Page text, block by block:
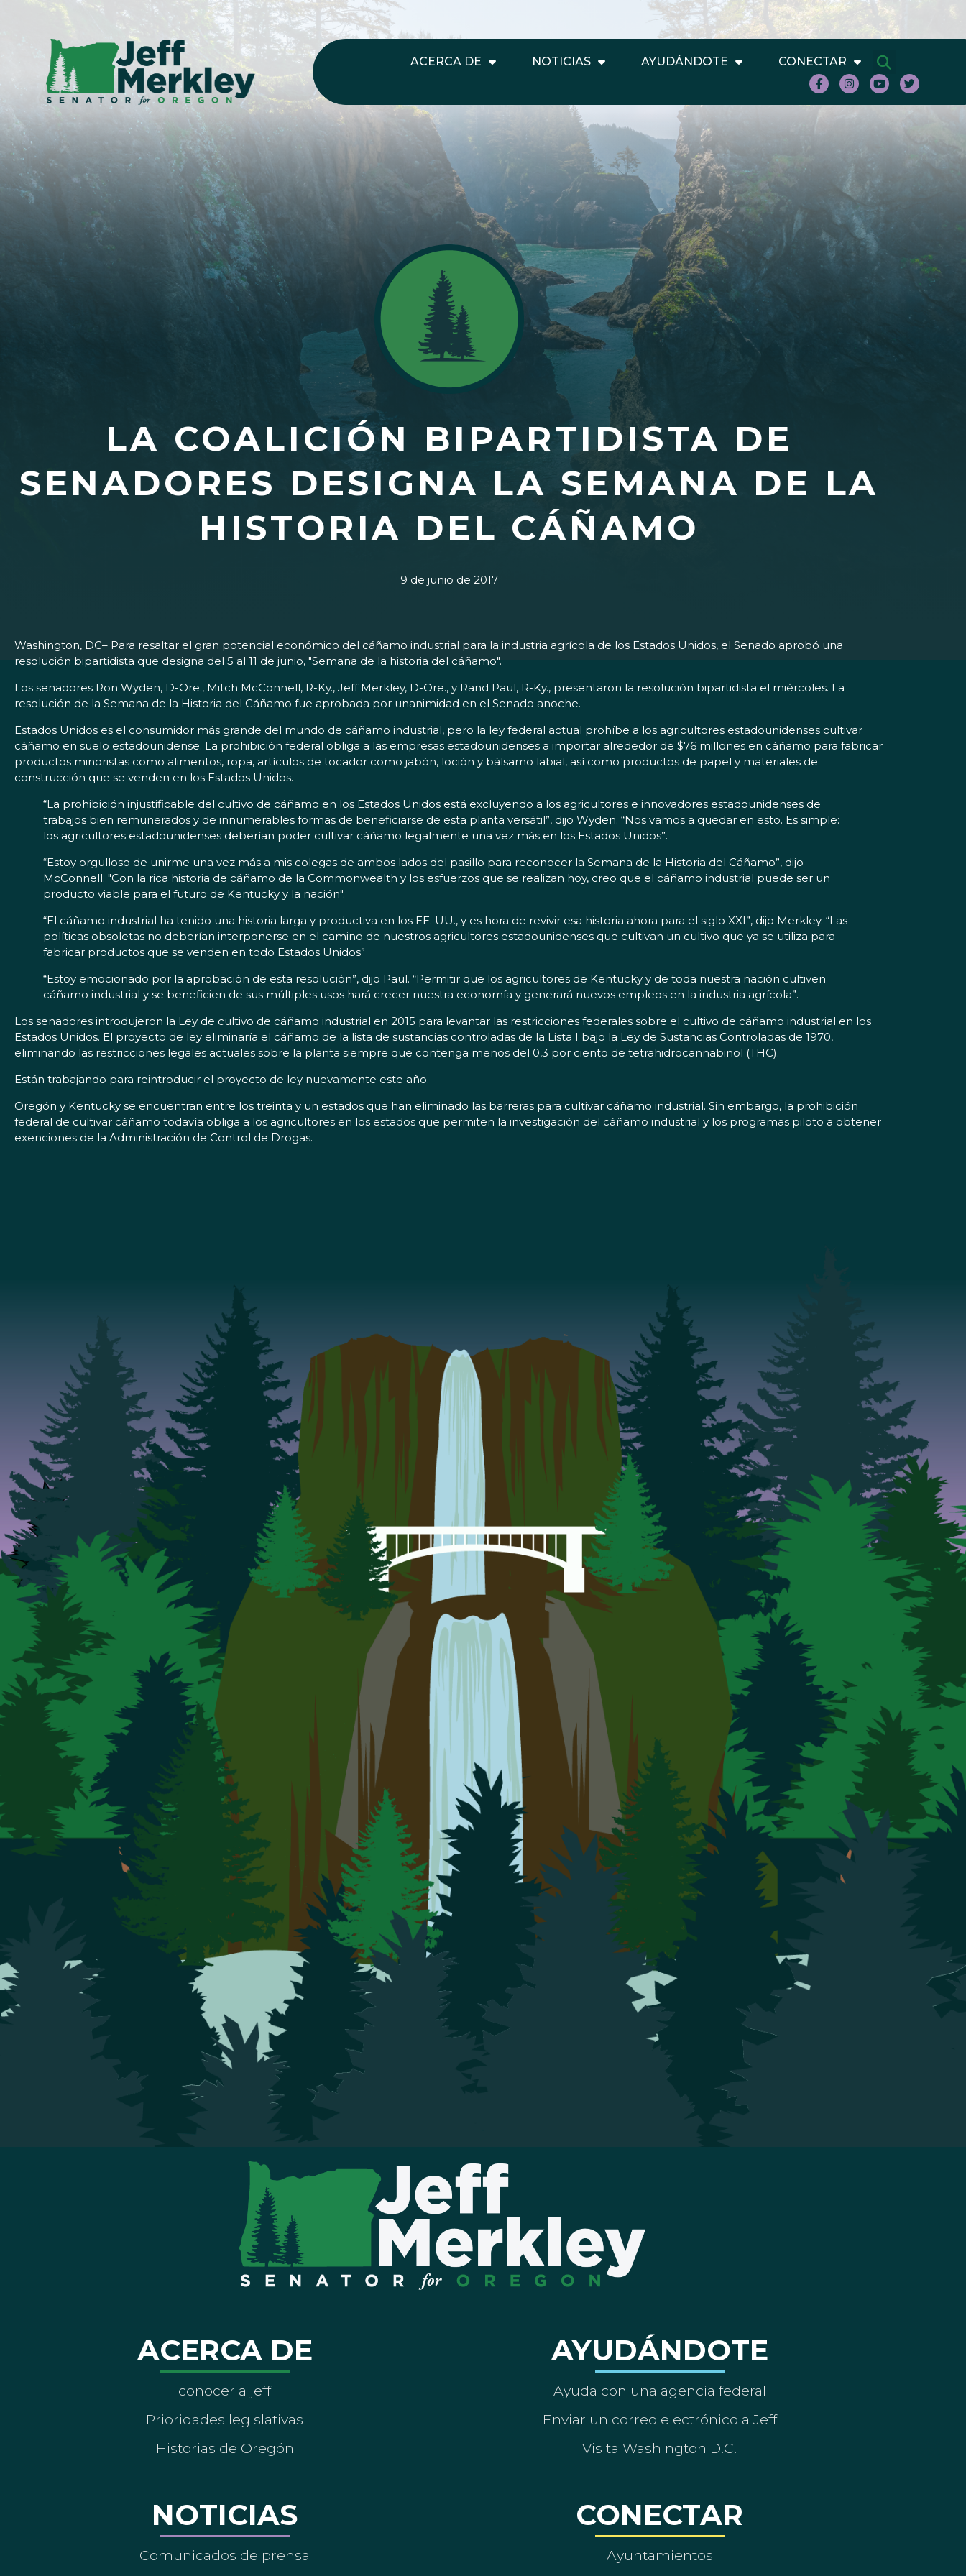
ACERCA DE NOTICIAS AYUDÁNDOTE CONECTAR
LA COALICIÓN BIPARTIDISTA DE
SENADORES DESIGNA LA SEMANA DE LA
HISTORIA DEL CÁÑAMO
9 de junio de 2017
Washington, DC– Para resaltar el gran potencial económico del cáñamo industrial para la industria agrícola de los Estados Unidos, el Senado aprobó una
resolución bipartidista que designa del 5 al 11 de junio, "Semana de la historia del cáñamo".
Los senadores Ron Wyden, D-Ore., Mitch McConnell, R-Ky., Jeff Merkley, D-Ore., y Rand Paul, R-Ky., presentaron la resolución bipartidista el miércoles. La
resolución de la Semana de la Historia del Cáñamo fue aprobada por unanimidad en el Senado anoche.
Estados Unidos es el consumidor más grande del mundo de cáñamo industrial, pero la ley federal actual prohíbe a los agricultores estadounidenses cultivar
cáñamo en suelo estadounidense. La prohibición federal obliga a las empresas estadounidenses a importar alrededor de $76 millones en cáñamo para fabricar
productos minoristas como alimentos, ropa, artículos de tocador como jabón, loción y bálsamo labial, así como productos de papel y materiales de
construcción que se venden en los Estados Unidos.
“La prohibición injustificable del cultivo de cáñamo en los Estados Unidos está excluyendo a los agricultores e innovadores estadounidenses de
trabajos bien remunerados y de innumerables formas de beneficiarse de esta planta versátil”, dijo Wyden. “Nos vamos a quedar en esto. Es simple:
los agricultores estadounidenses deberían poder cultivar cáñamo legalmente una vez más en los Estados Unidos”.
“Estoy orgulloso de unirme una vez más a mis colegas de ambos lados del pasillo para reconocer la Semana de la Historia del Cáñamo”, dijo
McConnell. "Con la rica historia de cáñamo de la Commonwealth y los esfuerzos que se realizan hoy, creo que el cáñamo industrial puede ser un
producto viable para el futuro de Kentucky y la nación".
“El cáñamo industrial ha tenido una historia larga y productiva en los EE. UU., y es hora de revivir esa historia ahora para el siglo XXI”, dijo Merkley. “Las
políticas obsoletas no deberían interponerse en el camino de nuestros agricultores estadounidenses que cultivan un cultivo que ya se utiliza para
fabricar productos que se venden en todo Estados Unidos”
“Estoy emocionado por la aprobación de esta resolución”, dijo Paul. “Permitir que los agricultores de Kentucky y de toda nuestra nación cultiven
cáñamo industrial y se beneficien de sus múltiples usos hará crecer nuestra economía y generará nuevos empleos en la industria agrícola”.
Los senadores introdujeron la Ley de cultivo de cáñamo industrial en 2015 para levantar las restricciones federales sobre el cultivo de cáñamo industrial en los
Estados Unidos. El proyecto de ley eliminaría el cáñamo de la lista de sustancias controladas de la Lista I bajo la Ley de Sustancias Controladas de 1970,
eliminando las restricciones legales actuales sobre la planta siempre que contenga menos del 0,3 por ciento de tetrahidrocannabinol (THC).
Están trabajando para reintroducir el proyecto de ley nuevamente este año.
Oregón y Kentucky se encuentran entre los treinta y un estados que han eliminado las barreras para cultivar cáñamo industrial. Sin embargo, la prohibición
federal de cultivar cáñamo todavía obliga a los agricultores en los estados que permiten la investigación del cáñamo industrial y los programas piloto a obtener
exenciones de la Administración de Control de Drogas.
ACERCA DE
conocer a jeff
Prioridades legislativas
Historias de Oregón
NOTICIAS
Comunicados de prensa
AYUDÁNDOTE
Ayuda con una agencia federal
Enviar un correo electrónico a Jeff
Visita Washington D.C.
CONECTAR
Ayuntamientos